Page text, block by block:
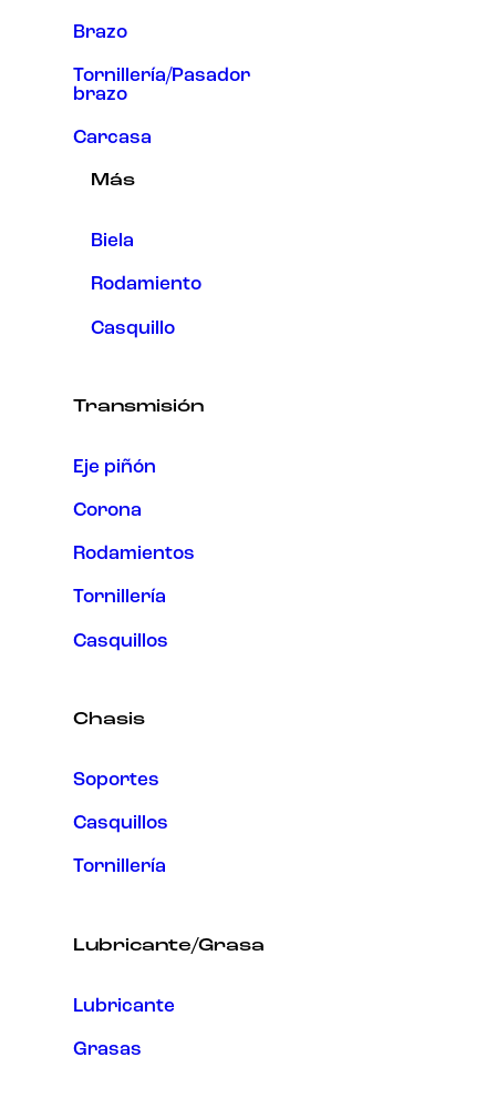
Brazo
Tornillería/Pasador
brazo
Carcasa
Más
Biela
Rodamiento
Casquillo
Transmisión
Eje piñón
Corona
Rodamientos
Tornillería
Casquillos
Chasis
Soportes
Casquillos
Tornillería
Lubricante/Grasa
Lubricante
Grasas